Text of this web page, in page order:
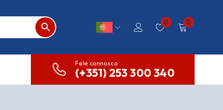
0 0
Fale connosco
(+351) 253 300 340